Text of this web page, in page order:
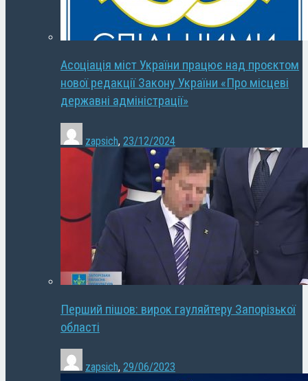
Асоціація міст України працює над проєктом
нової редакції Закону України «Про місцеві
державні адміністрації»
zapsich, 23/12/2024
Перший пішов: вирок гауляйтеру Запорізької
області
zapsich, 29/06/2023